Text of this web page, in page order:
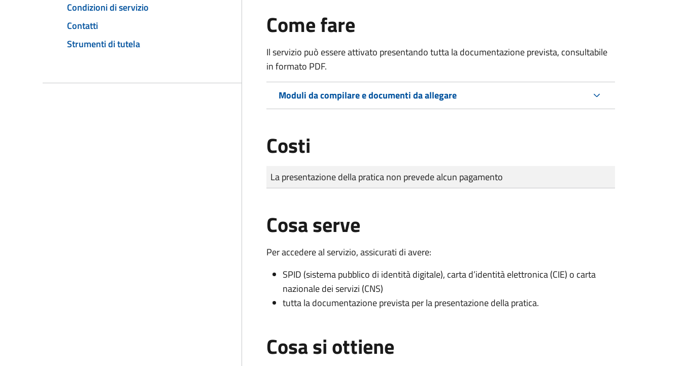
Condizioni di servizio
Contatti
Strumenti di tutela
Come fare
Il servizio può essere attivato presentando tutta la documentazione prevista, consultabile
in formato PDF.
Moduli da compilare e documenti da allegare
Costi
Tipo di pagamento
Importo
La presentazione della pratica non prevede alcun pagamento
Cosa serve
Per accedere al servizio, assicurati di avere:
SPID (sistema pubblico di identità digitale), carta d’identità elettronica (CIE) o carta
nazionale dei servizi (CNS)
tutta la documentazione prevista per la presentazione della pratica.
Cosa si ottiene